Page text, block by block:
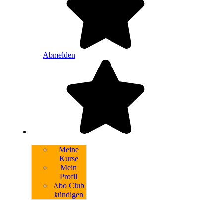
Abmelden
Meine
Kurse
Mein
Profil
Abo Club
kündigen